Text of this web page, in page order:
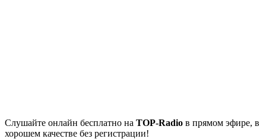
Cлушайте онлайн бесплатно на TOP-Radio в прямом эфире, в
хорошем качестве без регистрации!